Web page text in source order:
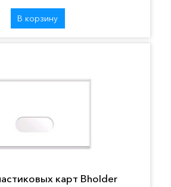
В корзину
карт Bholder